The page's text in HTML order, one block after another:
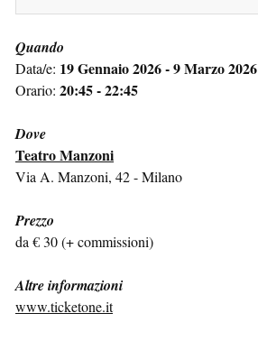
Quando
Data/e: 19 Gennaio 2026 - 9 Marzo 2026
Orario: 20:45 - 22:45
Dove
Teatro Manzoni
Via A. Manzoni, 42 - Milano
Prezzo
da € 30 (+ commissioni)
Altre informazioni
www.ticketone.it